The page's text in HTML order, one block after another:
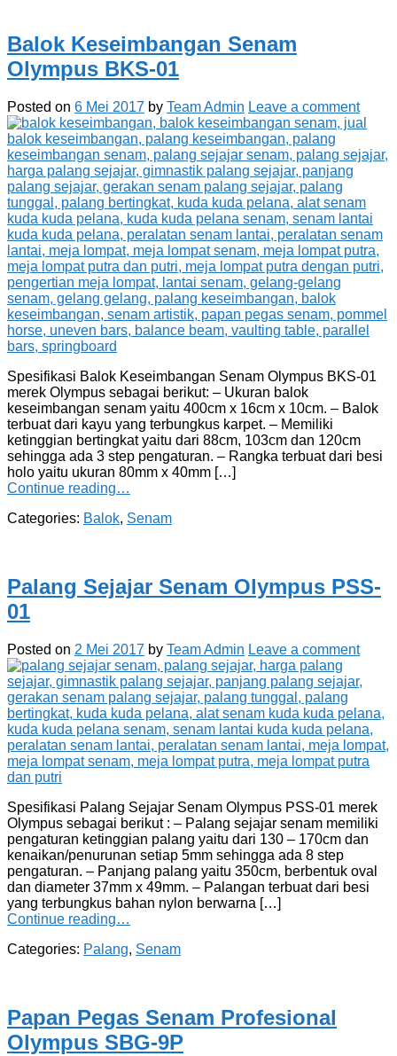
Balok Keseimbangan Senam
Olympus BKS-01
Posted on 6 Mei 2017 by Team Admin Leave a comment
Spesifikasi Balok Keseimbangan Senam Olympus BKS-01
merek Olympus sebagai berikut: – Ukuran balok
keseimbangan senam yaitu 400cm x 16cm x 10cm. – Balok
terbuat dari kayu yang terbungkus karpet. – Memiliki
ketinggian bertingkat yaitu dari 88cm, 103cm dan 120cm
sehingga ada 3 step pengaturan. – Rangka terbuat dari besi
holo yaitu ukuran 80mm x 40mm […]
Continue reading…
Categories: Balok, Senam
Palang Sejajar Senam Olympus PSS-
01
Posted on 2 Mei 2017 by Team Admin Leave a comment
Spesifikasi Palang Sejajar Senam Olympus PSS-01 merek
Olympus sebagai berikut : – Palang sejajar senam memiliki
pengaturan ketinggian palang yaitu dari 130 – 170cm dan
kenaikan/penurunan setiap 5mm sehingga ada 8 step
pengaturan. – Panjang palang yaitu 350cm, berbentuk oval
dan diameter 37mm x 49mm. – Palangan terbuat dari besi
yang terbungkus bahan nylon berwarna […]
Continue reading…
Categories: Palang, Senam
Papan Pegas Senam Profesional
Olympus SBG-9P